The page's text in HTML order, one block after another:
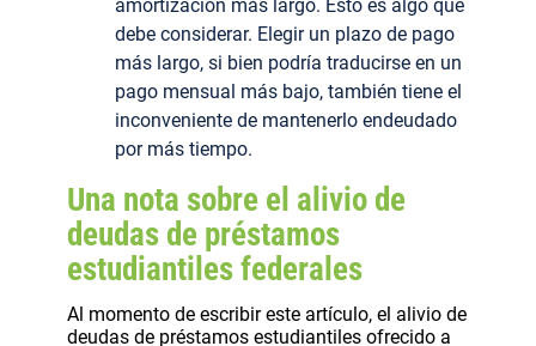
amortización más largo. Esto es algo que
debe considerar. Elegir un plazo de pago
más largo, si bien podría traducirse en un
pago mensual más bajo, también tiene el
inconveniente de mantenerlo endeudado
por más tiempo.
Una nota sobre el alivio de
deudas de préstamos
estudiantiles federales
Al momento de escribir este artículo, el alivio de
deudas de préstamos estudiantiles ofrecido a